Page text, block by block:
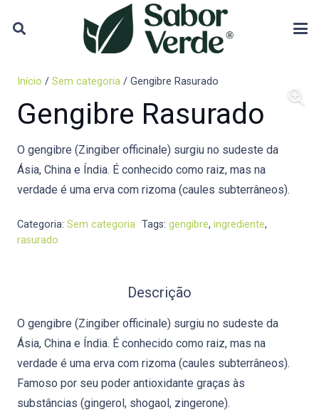
Início / Sem categoria / Gengibre Rasurado
Gengibre Rasurado
O gengibre (Zingiber officinale) surgiu no sudeste da
Ásia, China e Índia. É conhecido como raiz, mas na
verdade é uma erva com rizoma (caules subterrâneos).
Categoria: Sem categoria Tags: gengibre, ingrediente,
rasurado
Descrição
O gengibre (Zingiber officinale) surgiu no sudeste da
Ásia, China e Índia. É conhecido como raiz, mas na
verdade é uma erva com rizoma (caules subterrâneos).
Famoso por seu poder antioxidante graças às
substâncias (gingerol, shogaol, zingerone).